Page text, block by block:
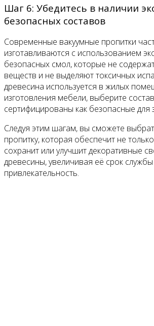
Шаг 6: Убедитесь в наличии
безопасных составов
Современные вакуумные пропитки
изготавливаются с использованием
безопасных смол, которые не
веществ и не выделяют токсичных
древесина используется в жилых
изготовления мебели, выберите
сертифицированы как безопасные для
Следуя этим шагам, вы сможете
пропитку, которая обеспечит не
сохранит или улучшит декоративные
древесины, увеличивая её срок
привлекательность.